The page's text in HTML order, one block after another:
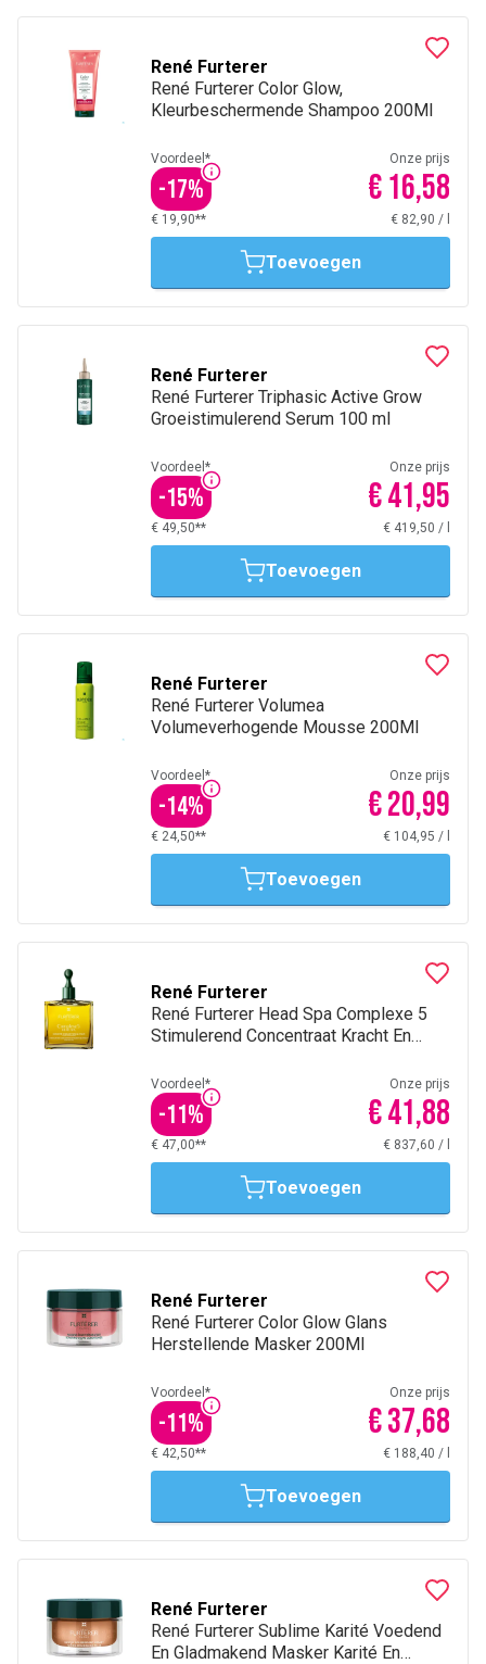
René Furterer
René Furterer Color Glow,
Kleurbeschermende Shampoo 200Ml
Voordeel*
-17%
Onze prijs
€ 16,58
€ 19,90** € 82,90 /
Toevoegen
René Furterer
René Furterer Triphasic Active Grow
Groeistimulerend Serum 100 ml
Voordeel*
-15%
Onze prijs
€ 41,95
€ 49,50** € 419,50 /
Toevoegen
René Furterer
René Furterer Volumea
Volumeverhogende Mousse 200Ml
Voordeel*
-14%
Onze prijs
€ 20,99
€ 24,50** € 104,95 /
Toevoegen
René Furterer
René Furterer Head Spa Complexe 5
Stimulerend Concentraat Kracht En
Voordeel*
-11%
Onze prijs
€ 41,88
€ 47,00** € 837,60 /
Toevoegen
René Furterer
René Furterer Color Glow Glans
Herstellende Masker 200Ml
Voordeel*
-11%
Onze prijs
€ 37,68
€ 42,50** € 188,40 /
Toevoegen
René Furterer
René Furterer Sublime Karité Voedend
En Gladmakend Masker Karité En